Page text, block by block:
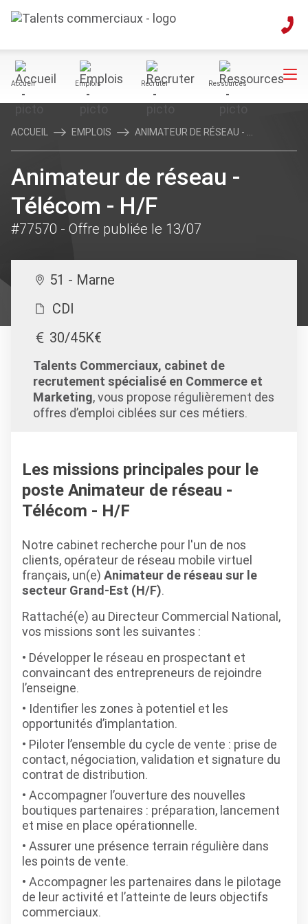
Accueil Emplois Recruter Ressources
ACCUEIL EMPLOIS ANIMATEUR DE RÉSEAU - ...
Animateur de réseau -
Télécom - H/F
#77570 - Offre publiée le 13/07
51 - Marne
CDI
30/45K€
Talents Commerciaux, cabinet de
recrutement spécialisé en Commerce et
Marketing, vous propose régulièrement des
offres d’emploi ciblées sur ces métiers.
Les missions principales pour le
poste Animateur de réseau -
Télécom - H/F
Notre cabinet recherche pour l'un de nos
clients, opérateur de réseau mobile virtuel
français, un(e) Animateur de réseau sur le
secteur Grand-Est (H/F).
Rattaché(e) au Directeur Commercial National,
vos missions sont les suivantes :
Développer le réseau en prospectant et
convaincant des entrepreneurs de rejoindre
l’enseigne.
Identifier les zones à potentiel et les
opportunités d’implantation.
Piloter l’ensemble du cycle de vente : prise de
contact, négociation, validation et signature du
contrat de distribution.
Accompagner l’ouverture des nouvelles
boutiques partenaires : préparation, lancement
et mise en place opérationnelle.
Assurer une présence terrain régulière dans
les points de vente.
Accompagner les partenaires dans le pilotage
de leur activité et l’atteinte de leurs objectifs
commerciaux.